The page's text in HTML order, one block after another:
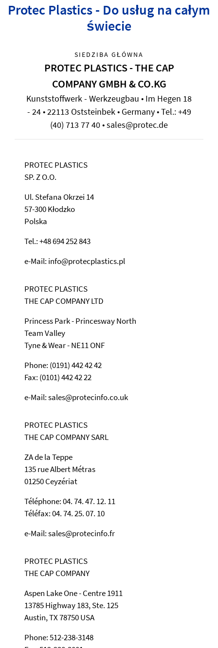
Protec Plastics - Do usług na całym
świecie
SIEDZIBA GŁÓWNA
PROTEC PLASTICS - THE CAP
COMPANY GMBH & CO.KG
Kunststoffwerk - Werkzeugbau • Im Hegen 18
- 24 • 22113 Oststeinbek • Germany • Tel.: +49
(40) 713 77 40 • sales@protec.de
PROTEC PLASTICS
SP. Z O.O.
Ul. Stefana Okrzei 14
57-300 Kłodzko
Polska
Tel.: +48 694 252 843
e-Mail: info@protecplastics.pl
PROTEC PLASTICS
THE CAP COMPANY LTD
Princess Park - Princesway North
Team Valley
Tyne & Wear - NE11 ONF
Phone: (0191) 442 42 42
Fax: (0101) 442 42 22
e-Mail: sales@protecinfo.co.uk
PROTEC PLASTICS
THE CAP COMPANY SARL
ZA de la Teppe
135 rue Albert Métras
01250 Ceyzériat
Téléphone: 04. 74. 47. 12. 11
Téléfax: 04. 74. 25. 07. 10
e-Mail: sales@protecinfo.fr
PROTEC PLASTICS
THE CAP COMPANY
Aspen Lake One - Centre 1911
13785 Highway 183, Ste. 125
Austin, TX 78750 USA
Phone: 512-238-3148